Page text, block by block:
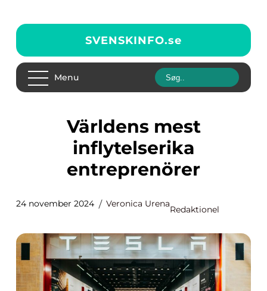
SVENSKINFO.se
Menu
Världens mest
inflytelserika
entreprenörer
24 november 2024 Veronica Urena
Redaktionel